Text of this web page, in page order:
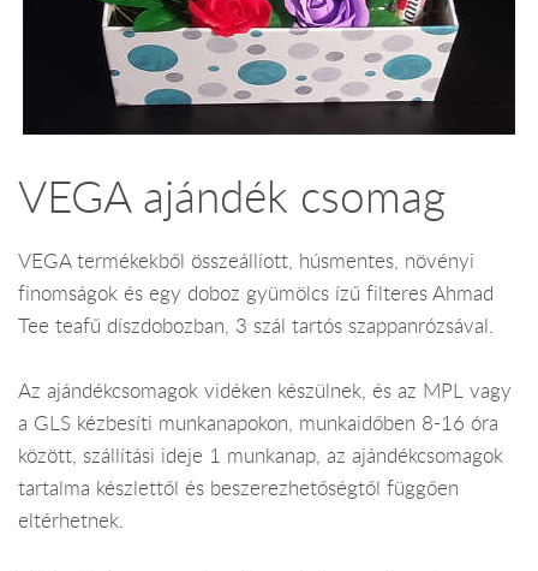
VEGA ajándék csomag
VEGA termékekből összeállíott, húsmentes, növényi
finomságok és egy doboz gyümölcs ízű filteres Ahmad
Tee teafű díszdobozban, 3 szál tartós szappanrózsával.
Az ajándékcsomagok vidéken készülnek, és az MPL vagy
a GLS kézbesíti munkanapokon, munkaidőben 8-16 óra
között, szállítási ideje 1 munkanap, az ajándékcsomagok
tartalma készlettől és beszerezhetőségtől függően
eltérhetnek.